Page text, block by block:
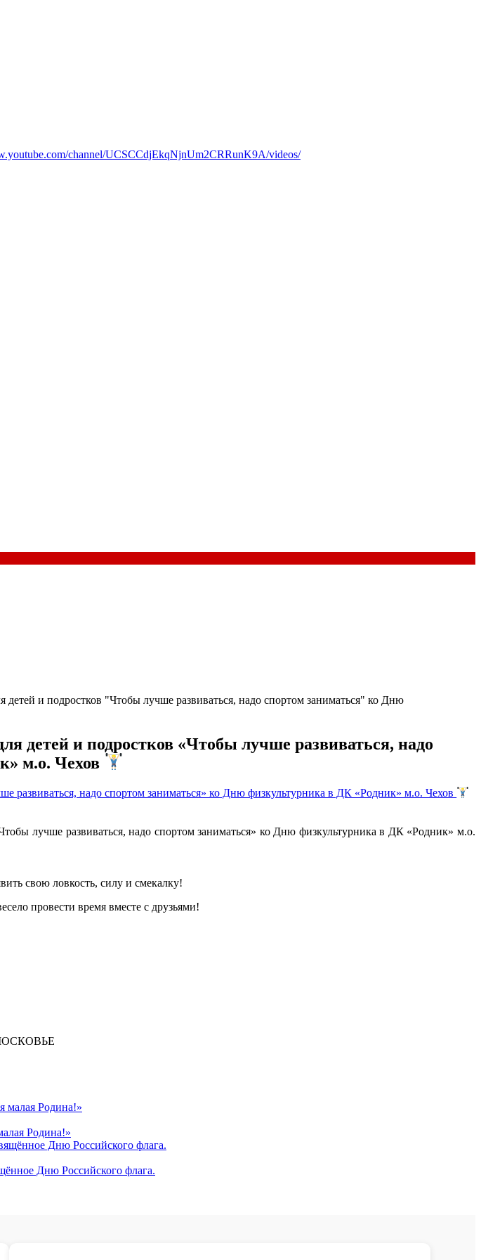
и подростков "Чтобы лучше развиваться, надо спортом заниматься" ко Дню
детей и подростков «Чтобы лучше развиваться, надо
м.о. Чехов
надо спортом заниматься» ко Дню физкультурника в ДК «Родник» м.о. Чехов
лучше развиваться, надо спортом заниматься» ко Дню физкультурника в ДК «Родник» м.о.
свою ловкость, силу и смекалку!
провести время вместе с друзьями!
Родина!»
Дню Российского флага.